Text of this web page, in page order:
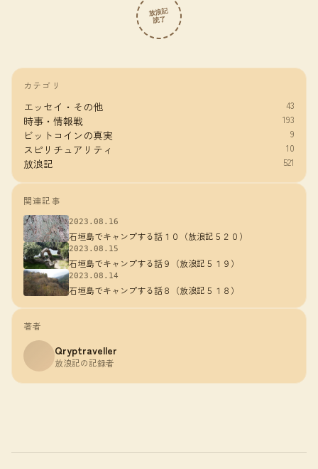
放浪記
読了
カテゴリ
エッセイ・その他 43
時事・情報戦 193
ビットコインの真実 9
スピリチュアリティ 10
放浪記 521
関連記事
2023.08.16
石垣島でキャンプする話１０（放浪記５２０）
2023.08.15
石垣島でキャンプする話９（放浪記５１９）
2023.08.14
石垣島でキャンプする話８（放浪記５１８）
著者
Qryptraveller
放浪記の記録者